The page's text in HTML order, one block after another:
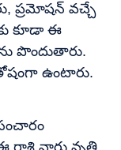
ప్రమోషన్ వచ్చే
కూడా ఈ
పొందుతారు.
ఉంటారు.
వారు వృత్తి,